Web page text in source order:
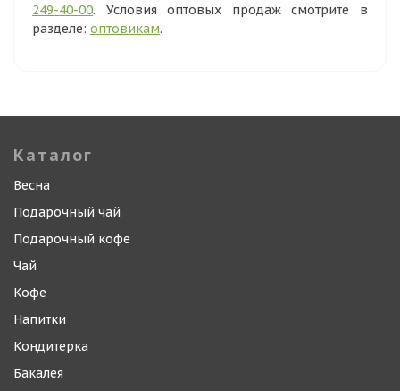
249-40-00. Условия оптовых продаж смотрите в
разделе: оптовикам.
Каталог
Весна
Подарочный чай
Подарочный кофе
Чай
Кофе
Напитки
Кондитерка
Бакалея